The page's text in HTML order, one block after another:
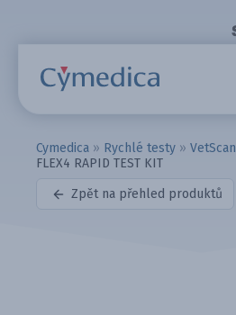
Cymedica » Rychlé testy » VetScan
FLEX4 RAPID TEST KIT
Zpět na přehled produktů